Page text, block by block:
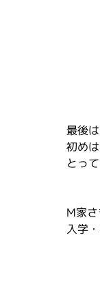
最後
初め
とっ
M家さ
入学